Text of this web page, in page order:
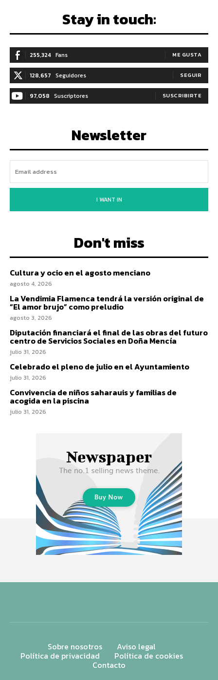
Stay in touch:
255,324 Fans ME GUSTA
128,657 Seguidores SEGUIR
97,058 Suscriptores SUSCRIBIRTE
Newsletter
I WANT IN
Don't miss
Cultura y ocio en el agosto menciano
agosto 4, 2026
La Vendimia Flamenca tendrá la versión original de
“El amor brujo” como preludio
agosto 3, 2026
Diputación financiará el final de las obras del futuro
centro de Servicios Sociales en Doña Mencía
julio 31, 2026
Celebrado el pleno de julio en el Ayuntamiento
julio 31, 2026
Convivencia de niños saharauis y familias de
acogida en la piscina
julio 31, 2026
Sobre nosotros Aviso legal
Política de privacidad Política de cookies
Contacto